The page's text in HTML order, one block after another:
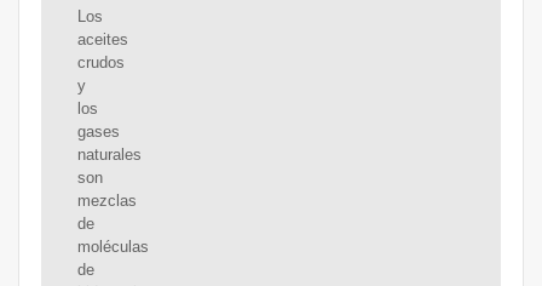
Los
aceites
crudos
y
los
gases
naturales
son
mezclas
de
moléculas
de